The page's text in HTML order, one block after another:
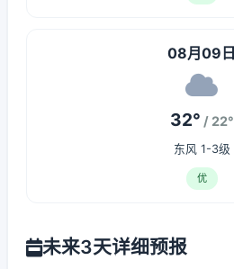
08月09日
32° / 22°
东风 1-3级
优
未来3天详细预报